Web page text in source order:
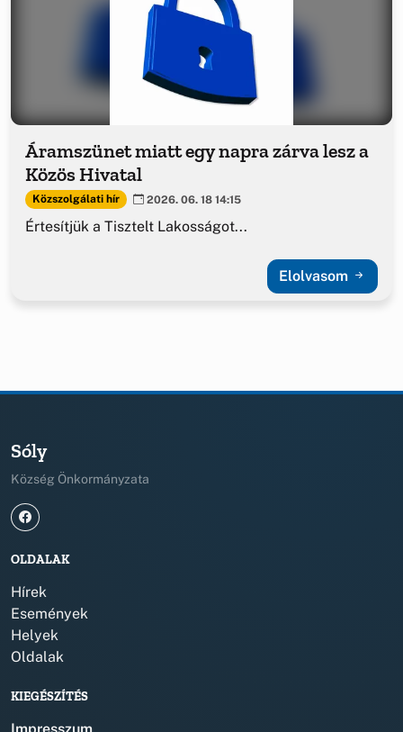
Áramszünet miatt egy napra zárva lesz a
Közös Hivatal
Közszolgálati hír 2026. 06. 18 14:15
Értesítjük a Tisztelt Lakosságot...
Elolvasom
Sóly
Község Önkormányzata
OLDALAK
Hírek
Események
Helyek
Oldalak
KIEGÉSZÍTÉS